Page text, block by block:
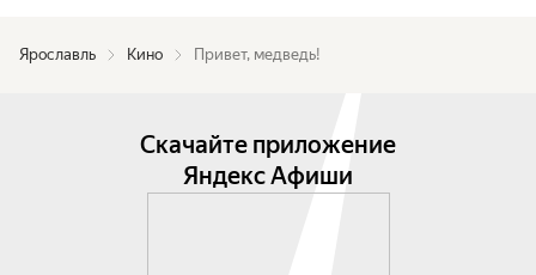
Ярославль Кино Привет, медведь!
Скачайте приложение
Яндекс Афиши